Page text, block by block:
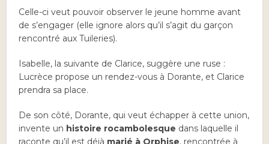
Celle-ci veut pouvoir observer le jeune homme avant
de s’engager (elle ignore alors qu’il s’agit du garçon
rencontré aux Tuileries).
Isabelle, la suivante de Clarice, suggère une ruse :
Lucrèce propose un rendez-vous à Dorante, et Clarice
prendra sa place.
De son côté, Dorante, qui veut échapper à cette union,
invente un histoire rocambolesque dans laquelle il
raconte qu’il est déjà marié à Orphise, rencontrée à